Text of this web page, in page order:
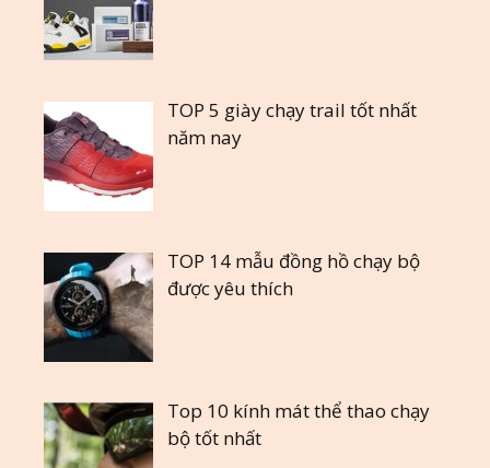
TOP 5 giày chạy trail tốt nhất
năm nay
TOP 14 mẫu đồng hồ chạy bộ
được yêu thích
Top 10 kính mát thể thao chạy
bộ tốt nhất